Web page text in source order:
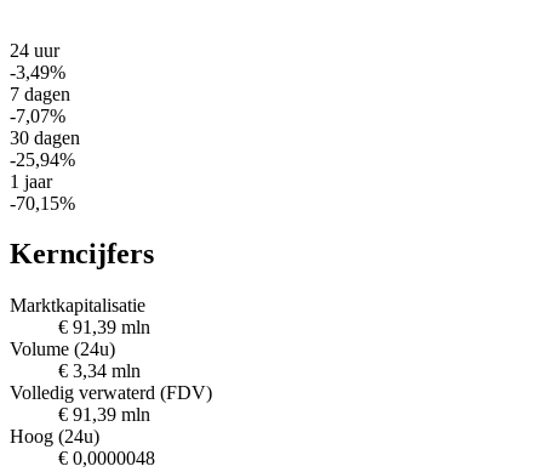
24 uur
-3,49%
7 dagen
-7,07%
30 dagen
-25,94%
1 jaar
-70,15%
Kerncijfers
Marktkapitalisatie
€ 91,39 mln
Volume (24u)
€ 3,34 mln
Volledig verwaterd (FDV)
€ 91,39 mln
Hoog (24u)
€ 0,0000048